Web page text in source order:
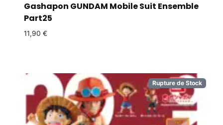
Gashapon GUNDAM Mobile Suit Ensemble
Part25
11,90 €
Rupture de Stock